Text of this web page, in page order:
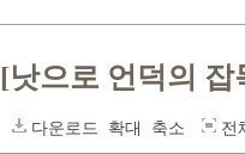
[낫으로 언덕의
다운로드 확대 축소 전